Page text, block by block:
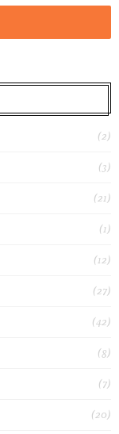
(2)
(3)
(21)
(1)
(12)
(27)
(42)
(8)
(7)
(20)